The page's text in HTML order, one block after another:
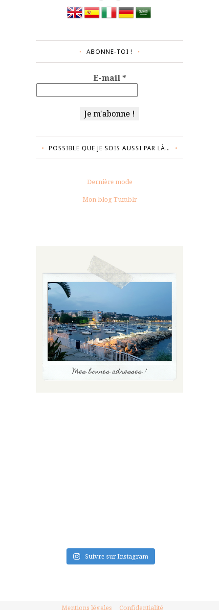
ABONNE-TOI !
E-mail*
POSSIBLE QUE JE SOIS AUSSI PAR LÀ…
Dernière mode
Mon blog Tumblr
Suivre sur Instagram
Mentions légales Confidentialité